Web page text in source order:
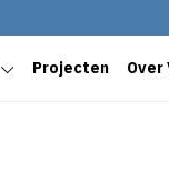
Projecten Over